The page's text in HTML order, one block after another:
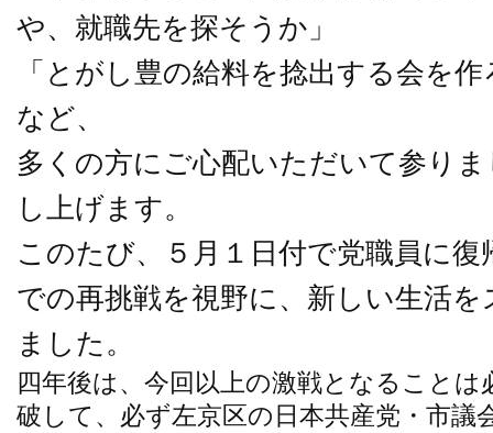
や、就職先を探そうか」
「とがし豊の給料を捻出する会を
など、
多くの方にご心配いただいて参り
し上げます。
このたび、５月１日付で党職員に
での再挑戦を視野に、新しい生活
ました。
四年後は、今回以上の激戦となること
破して、必ず左京区の日本共産党・市議